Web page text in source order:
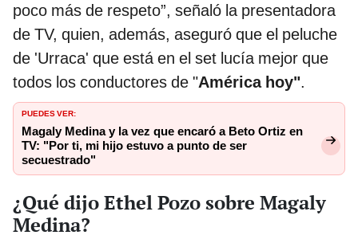
poco más de respeto”, señaló la presentadora
de TV, quien, además, aseguró que el peluche
de 'Urraca' que está en el set lucía mejor que
todos los conductores de "América hoy".
PUEDES VER:
Magaly Medina y la vez que encaró a Beto Ortiz en
TV: "Por ti, mi hijo estuvo a punto de ser
secuestrado"
¿Qué dijo Ethel Pozo sobre Magaly
Medina?